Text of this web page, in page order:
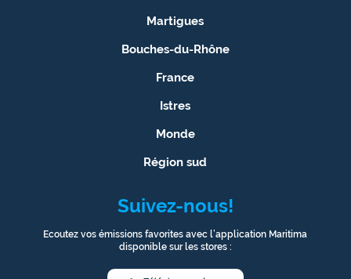
Martigues
Bouches-du-Rhône
France
Istres
Monde
Région sud
Suivez-nous!
Ecoutez vos émissions favorites avec l’application Maritima
disponible sur les stores :